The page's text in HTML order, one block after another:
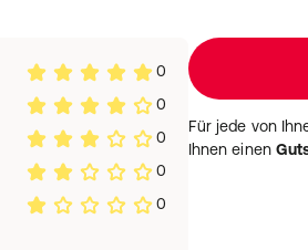
0
0
0
0
0
Für jede von
Ihnen einen